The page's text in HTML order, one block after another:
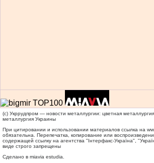
(c) Укррудпром — новости металлургии: цветная
металлургия Украины
При цитировании и использовании материалов ссылка на
обязательна. Перепечатка, копирование или
содержащей ссылку на агентства "Iнтерфакс-Україна",
виде строго запрещены
Сделано в miavia estudia.